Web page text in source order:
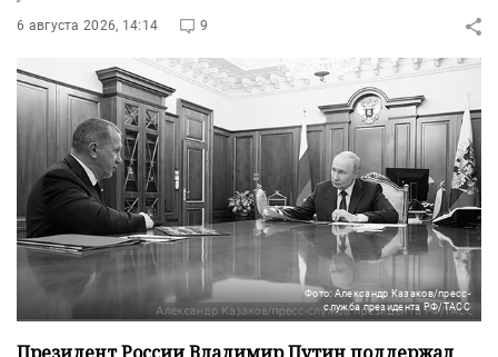
6 августа 2026, 14:14 9
Фото: Александр Казаков/пресс-
служба президента РФ/ТАСС